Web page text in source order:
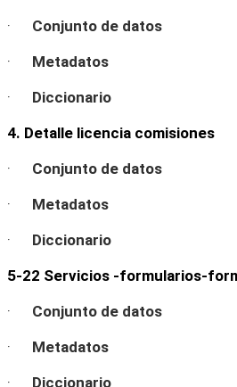
· Conjunto de datos
· Metadatos
· Diccionario
4. Detalle licencia comisiones
· Conjunto de datos
· Metadatos
· Diccionario
5-22 Servicios -formularios-
· Conjunto de datos
· Metadatos
· Diccionario